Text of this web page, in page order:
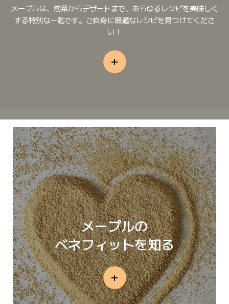
メープルは、前菜からデザートまで、あらゆるレシピを美味しく
する特別な一匙です。ご自身に最適なレシピを見つけてくださ
い！
メープルの
ベネフィットを知る